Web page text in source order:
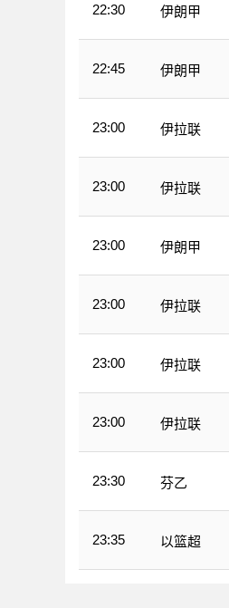
22:30 伊朗甲
22:45 伊朗甲
23:00 伊拉联
23:00 伊拉联
23:00 伊朗甲
23:00 伊拉联
23:00 伊拉联
23:00 伊拉联
23:30 芬乙
23:35 以篮超